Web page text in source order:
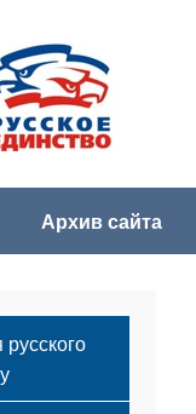
Архив сайта